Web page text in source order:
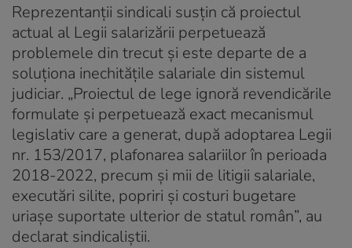
Reprezentanții sindicali susțin că proiectul
actual al Legii salarizării perpetuează
problemele din trecut și este departe de a
soluționa inechitățile salariale din sistemul
judiciar. „Proiectul de lege ignoră revendicările
formulate și perpetuează exact mecanismul
legislativ care a generat, după adoptarea Legii
nr. 153/2017, plafonarea salariilor în perioada
2018-2022, precum și mii de litigii salariale,
executări silite, popriri și costuri bugetare
uriașe suportate ulterior de statul român”, au
declarat sindicaliștii.